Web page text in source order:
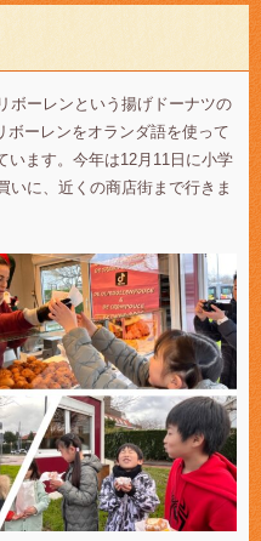
ボーレンという揚げドーナツの
ボーレンをオランダ語を使って
います。今年は12月11日に小学
いに、近くの商店街まで行きま